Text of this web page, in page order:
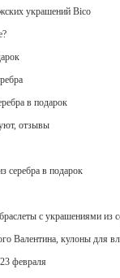
украшений Bico
в подарок
отзывы
серебра в подарок
с украшениями из
Валентина, кулоны для
февраля